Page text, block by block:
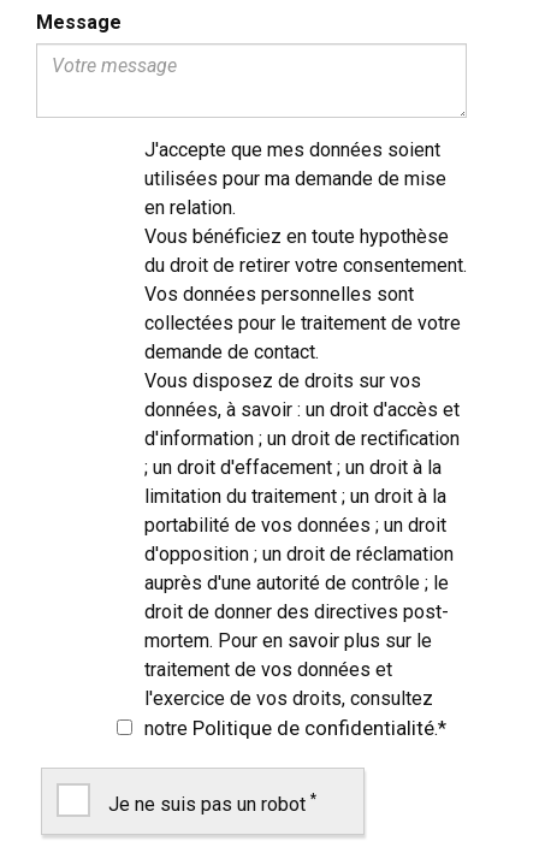
Message
J'accepte que mes données soient
utilisées pour ma demande de mise
en relation.
Vous bénéficiez en toute hypothèse
du droit de retirer votre consentement.
Vos données personnelles sont
collectées pour le traitement de votre
demande de contact.
Vous disposez de droits sur vos
données, à savoir : un droit d'accès et
d'information ; un droit de rectification
; un droit d'effacement ; un droit à la
limitation du traitement ; un droit à la
portabilité de vos données ; un droit
d'opposition ; un droit de réclamation
auprès d'une autorité de contrôle ; le
droit de donner des directives post-
mortem. Pour en savoir plus sur le
traitement de vos données et
l'exercice de vos droits, consultez
notre Politique de confidentialité.*
Je ne suis pas un robot *